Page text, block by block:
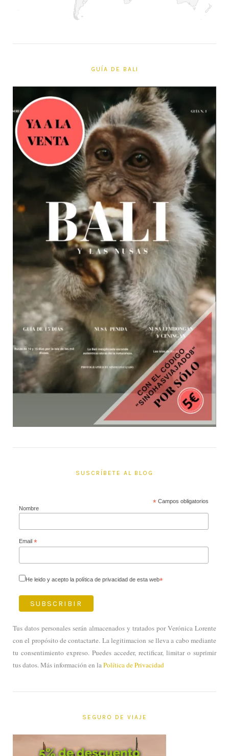
GUÍA DE BALI
SUSCRÍBETE AL BLOG
*Campos obligatorios
Nombre
Email *
He leido y acepto la política de privacidad de esta web*
Tus datos personales serán almacenados y tratados por Verónica Lorente
con el propósito de contactarte. La legitimacion se lleva a cabo mediante
tu consentimiento expreso. Puedes acceder, rectificar, limitar o suprimir
tus datos. Más información en laPolítica de Privacidad
SEGURO DE VIAJE